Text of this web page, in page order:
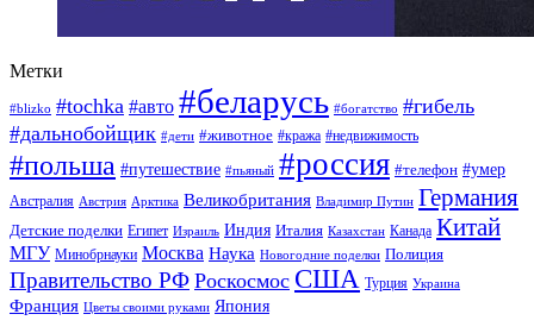
Метки
#blizko #tochka #авто #беларусь #богатство #гибель
#дальнобойщик #дети #животное #кража #недвижимость
#польша #путешествие #пьяный #россия #телефон #умер
Австралия Австрия Арктика Великобритания Владимир Путин Германия
Детские поделки Египет Израиль Индия Италия Казахстан Канада Китай
МГУ Минобрнауки Москва Наука Новогодние поделки Полиция
Правительство РФ Роскосмос США Турция Украина
Франция Цветы своими руками Япония